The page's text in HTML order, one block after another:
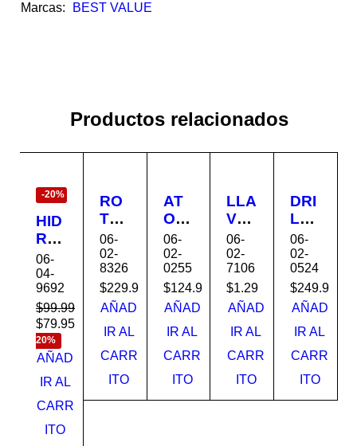
Marcas:
BEST VALUE
Productos relacionados
-20%
HID
RO
LAV
AD
OR
A
140
0W
BL
AC
K &
DE
CK
06-
04-
9692
$99.99
$79.95
Ahorra
20%
AÑAD
IR AL
CARR
ITO
RO
TO
MA
RTI
LL
O
800
W
SD
S
D25
06-
02-
8326
$229.99
AÑAD
IR AL
CARR
ITO
AT
OR
NIL
LA
DO
R
GY
PS
UM
DW
255
06-
02-
0255
$124.99
AÑAD
IR AL
CARR
ITO
LLA
VE
DE
TAL
AD
RO
1/2
H07
106
BE
ST
06-
02-
7106
$1.29
AÑAD
IR AL
CARR
ITO
DRI
LL
INA
LA
MB
RIC
O
PE
RC
UT
OR
06-
02-
0524
$249.99
AÑAD
IR AL
CARR
ITO